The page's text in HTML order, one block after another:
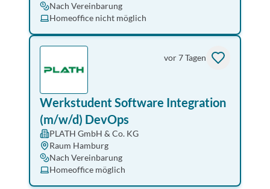
Nach Vereinbarung
Homeoffice nicht möglich
vor 7 Tagen
Werkstudent Software Integration
(m/w/d) DevOps
PLATH GmbH & Co. KG
Raum Hamburg
Nach Vereinbarung
Homeoffice möglich